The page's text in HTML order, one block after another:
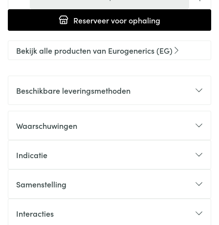
Reserveervoor ophaling
Bekijk alle producten van Eurogenerics (EG)
Beschikbare leveringsmethoden
Waarschuwingen
Indicatie
Samenstelling
Interacties